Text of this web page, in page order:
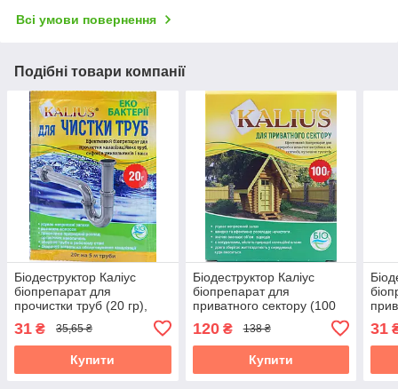
Всі умови повернення
Подібні товари компанії
Біодеструктор Каліус
біопрепарат для
прочистки труб (20 гр),
31 ₴ 35,65 ₴
Купити
Біодеструктор Каліус
біопрепарат для
приватного сектору (100
120₴ 138 ₴
Купити
31